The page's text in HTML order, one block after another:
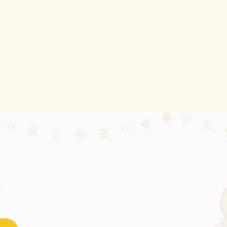
احصل على أحدث اتجاه للزجاج الفسيفسائي في صندوق الوارد الخاص بك.